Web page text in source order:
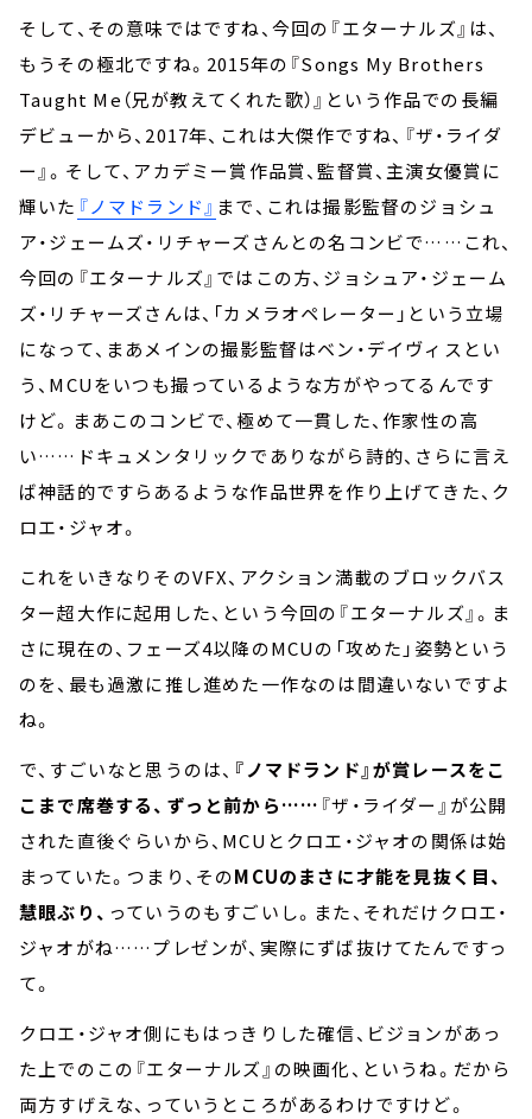
そして、その意味ではですね、今回の『エターナルズ』は、
もうその極北ですね。2015年の『Songs My Brothers
Taught Me（兄が教えてくれた歌）』という作品での長編
デビューから、2017年、これは大傑作ですね、『ザ・ライダ
ー』。そして、アカデミー賞作品賞、監督賞、主演女優賞に
輝いた 『ノマドランド』 まで、これは撮影監督のジョシュ
ア・ジェームズ・リチャーズさんとの名コンビで……これ、
今回の『エターナルズ』ではこの方、ジョシュア・ジェーム
ズ・リチャーズさんは、「カメラオペレーター」という立場
になって、まあメインの撮影監督はベン・デイヴィスとい
う、MCUをいつも撮っているような方がやってるんです
けど。まあこのコンビで、極めて一貫した、作家性の高
い……ドキュメンタリックでありながら詩的、さらに言え
ば神話的ですらあるような作品世界を作り上げてきた、ク
ロエ・ジャオ。
これをいきなりそのVFX、アクション満載のブロックバス
ター超大作に起用した、という今回の『エターナルズ』。ま
さに現在の、フェーズ4以降のMCUの「攻めた」姿勢という
のを、最も過激に推し進めた一作なのは間違いないですよ
ね。
で、すごいなと思うのは、 『ノマドランド』が賞レースをこ
こまで席巻する、ずっと前から…… 『ザ・ライダー』が公開
された直後ぐらいから、MCUとクロエ・ジャオの関係は始
まっていた。つまり、そのMCUのまさに才能を見抜く目、
慧眼ぶり、 っていうのもすごいし。また、それだけクロエ・
ジャオがね……プレゼンが、実際にずば抜けてたんですっ
て。
クロエ・ジャオ側にもはっきりした確信、ビジョンがあっ
た上でのこの『エターナルズ』の映画化、というね。だから
両方すげえな、っていうところがあるわけですけど。